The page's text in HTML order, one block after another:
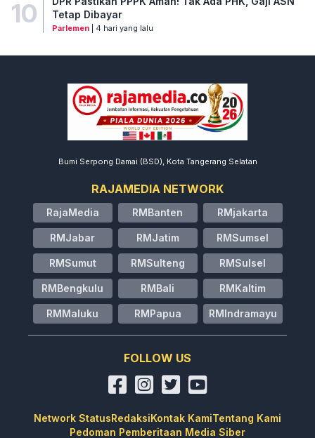
10
Tetap Dibayar
Parlemen| 4 hari yang lalu
Bumi Serpong Damai (BSD), Kota Tangerang Selatan
RAJAMEDIA NETWORK
RajaMedia RMBanten RMjakarta
RMJabar RMJatim RMSumsel
RMSumut RMSulteng RMSulsel
RMBengkulu RMBali RMKaltim
RMMaluku RMPapua RMIndramayu
FOLLOW US
Network StatusRedaksiKontak KamiTentang Kami
Pedoman Pemberitaan Media Siber